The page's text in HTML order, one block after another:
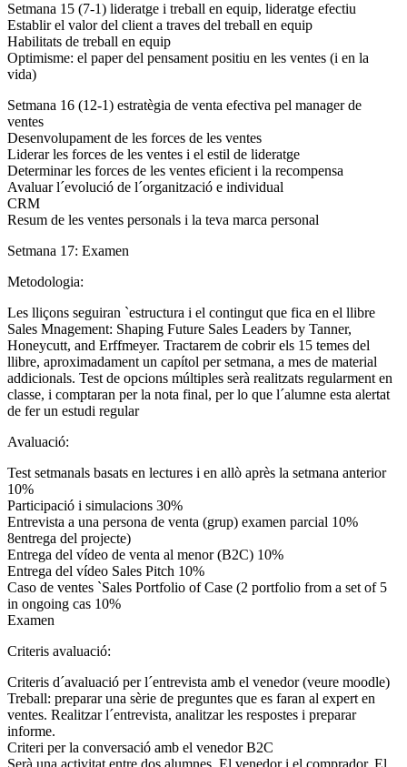
Setmana 15 (7-1) lideratge i treball en equip, lideratge efectiu
Establir el valor del client a traves del treball en equip
Habilitats de treball en equip
Optimisme: el paper del pensament positiu en les ventes (i en la
vida)
Setmana 16 (12-1) estratègia de venta efectiva pel manager de
ventes
Desenvolupament de les forces de les ventes
Liderar les forces de les ventes i el estil de lideratge
Determinar les forces de les ventes eficient i la recompensa
Avaluar l´evolució de l´organització e individual
CRM
Resum de les ventes personals i la teva marca personal
Setmana 17: Examen
Metodologia:
Les lliçons seguiran `estructura i el contingut que fica en el llibre
Sales Mnagement: Shaping Future Sales Leaders by Tanner,
Honeycutt, and Erffmeyer. Tractarem de cobrir els 15 temes del
llibre, aproximadament un capítol per setmana, a mes de material
addicionals. Test de opcions múltiples serà realitzats regularment en
classe, i comptaran per la nota final, per lo que l´alumne esta alertat
de fer un estudi regular
Avaluació:
Test setmanals basats en lectures i en allò après la setmana anterior
10%
Participació i simulacions 30%
Entrevista a una persona de venta (grup) examen parcial 10%
8entrega del projecte)
Entrega del vídeo de venta al menor (B2C) 10%
Entrega del vídeo Sales Pitch 10%
Caso de ventes `Sales Portfolio of Case (2 portfolio from a set of 5
in ongoing cas 10%
Examen
Criteris avaluació:
Criteris d´avaluació per l´entrevista amb el venedor (veure moodle)
Treball: preparar una sèrie de preguntes que es faran al expert en
ventes. Realitzar l´entrevista, analitzar les respostes i preparar
informe.
Criteri per la conversació amb el venedor B2C